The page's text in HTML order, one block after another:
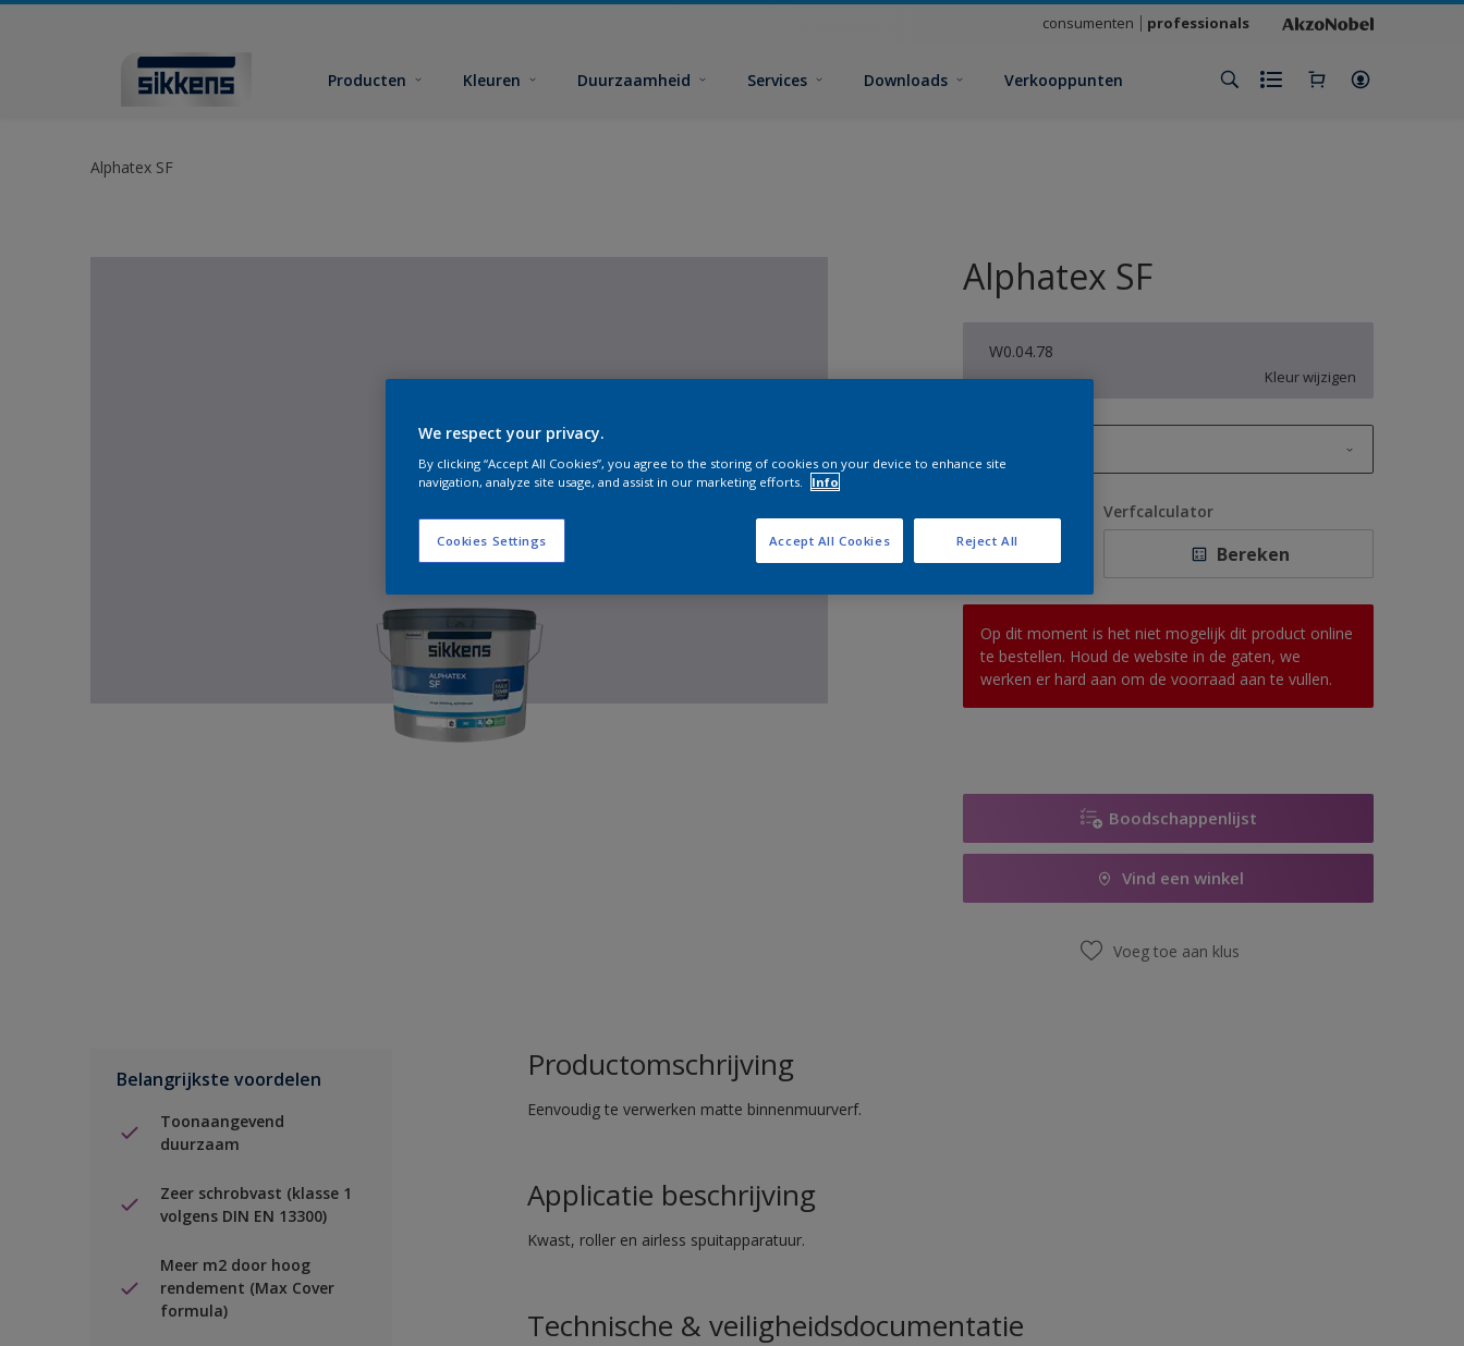
consumenten professionals
Producten Kleuren Duurzaamheid Services Downloads Verkooppunten
Alphatex SF
Alphatex SF
W0.04.78
Kleur wijzigen
2,5 L
10 L
Verfcalculator
Bereken
Op dit moment is het niet mogelijk dit product online
te bestellen. Houd de website in de gaten, we
werken er hard aan om de voorraad aan te vullen.
Boodschappenlijst
Vind een winkel
Voeg toe aan klus
Belangrijkste voordelen
Toonaangevend
duurzaam
Zeer schrobvast (klasse 1
volgens DIN EN 13300)
Meer m2 door hoog
rendement (Max Cover
formula)
Productomschrijving
Eenvoudig te verwerken matte binnenmuurverf.
Applicatie beschrijving
Kwast, roller en airless spuitapparatuur.
Technische & veiligheidsdocumentatie
We respect your privacy.
By clicking “Accept All Cookies”, you agree to the storing of cookies on your device to enhance site
navigation, analyze site usage, and assist in our marketing efforts.
Info
Cookies Settings Reject All
Accept All Cookies